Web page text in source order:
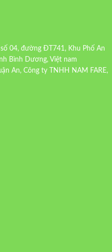
04, đường ĐT741, Khu Phố An
Bình Dương, Việt nam
An, Công ty TNHH NAM FARE,